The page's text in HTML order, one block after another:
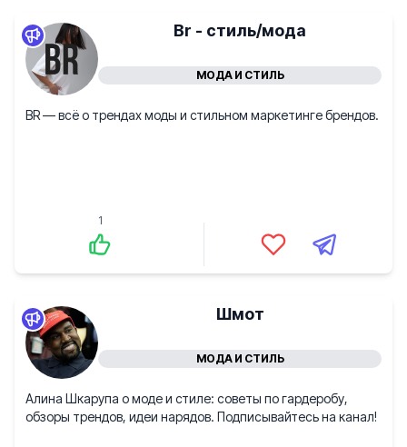
Br - стиль/мода
МОДА И СТИЛЬ
BR — всё о трендах моды и стильном маркетинге брендов.
1
Шмот
МОДА И СТИЛЬ
Алина Шкарупа о моде и стиле: советы по гардеробу,
обзоры трендов, идеи нарядов. Подписывайтесь на канал!